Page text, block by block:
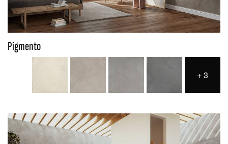
Pigmento
+3